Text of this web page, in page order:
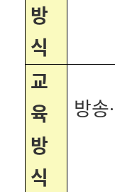
방
식
교
육
방
식
방송·